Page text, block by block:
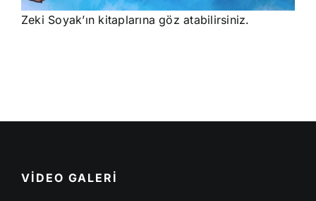
Zeki Soyak’ın kitaplarına göz atabilirsiniz.
VİDEO GALERİ